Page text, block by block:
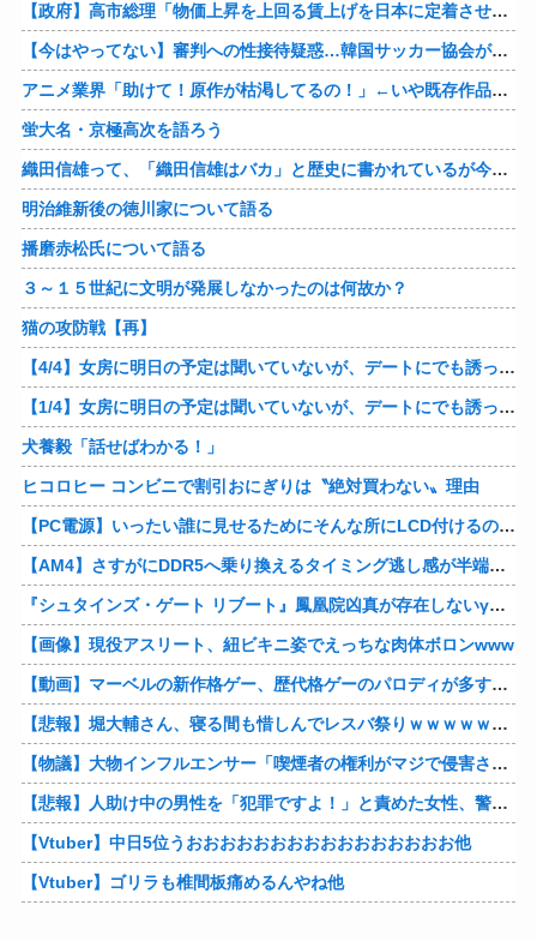
【政府】高市総理「物価上昇を上回る賃上げを日本に定着させる」 国家公務員月給3.51％増へ 人事院の勧告を受け
【今はやってない】審判への性接待疑惑…韓国サッカー協会が声明「現在は一切発生していない」
アニメ業界「助けて！原作が枯渇してるの！」←いや既存作品の2期やったら良いよね？
蛍大名・京極高次を語ろう
織田信雄って、「織田信雄はバカ」と歴史に書かれているが今まで家が残っているんでバカではないよな？
明治維新後の徳川家について語る
播磨赤松氏について語る
３～１５世紀に文明が発展しなかったのは何故か？
猫の攻防戦【再】
【4/4】女房に明日の予定は聞いていないが、デートにでも誘ってみる。多分断られるはずだ。間男と会うからね。はいはいどうぞ思う存分お楽しみください。そのうち地獄に落してやるわ！
【1/4】女房に明日の予定は聞いていないが、デートにでも誘ってみる。多分断られるはずだ。間男と会うからね。はいはいどうぞ思う存分お楽しみください。そのうち地獄に落してやるわ！
犬養毅「話せばわかる！」
ヒコロヒー コンビニで割引おにぎりは〝絶対買わない〟理由
【PC電源】いったい誰に見せるためにそんな所にLCD付けるのかな
【AM4】さすがにDDR5へ乗り換えるタイミング逃し感が半端ない
『シュタインズ・ゲート リブート』鳳凰院凶真が存在しないγ（ガンマ）世界線が追加される
【画像】現役アスリート、紐ビキニ姿でえっちな肉体ボロンwww
【動画】マーベルの新作格ゲー、歴代格ゲーのパロディが多すぎて話題にwwwwwww
【悲報】堀大輔さん、寝る間も惜しんでレスバ祭りｗｗｗｗｗｗｗｗｗｗｗｗｗｗｗｗｗｗｗｗｗｗｗｗ他
【物議】大物インフルエンサー「喫煙者の権利がマジで侵害されてる。いくら税金払ってるんだ」他
【悲報】人助け中の男性を「犯罪ですよ！」と責めた女性、警察が来た瞬間逃げる他
【Vtuber】中日5位うおおおおおおおおおおおおおおおお他
【Vtuber】ゴリラも椎間板痛めるんやね他